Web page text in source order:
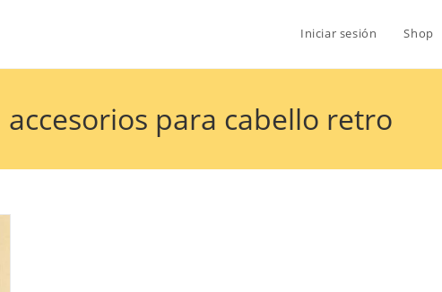
Iniciar sesión Shop
accesorios para cabello retro